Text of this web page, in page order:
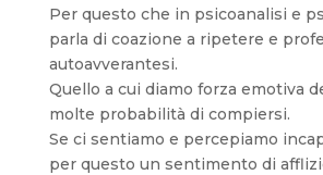
Per questo che in psicoanalisi e
parla di coazione a ripetere e
autoavverantesi.
Quello a cui diamo forza emotiva
molte probabilità di compiersi.
Se ci sentiamo e percepiamo
per questo un sentimento di